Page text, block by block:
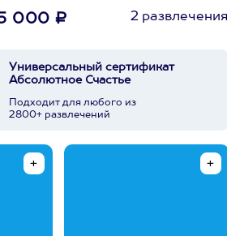
000 ₽ 2
Универсальный сертификат
Абсолютное Счастье
Подходит для любого из
2800+ развлечений